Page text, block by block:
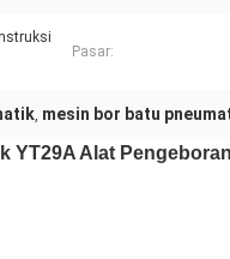
Pasar:
, mesin bor batu
YT29A Alat